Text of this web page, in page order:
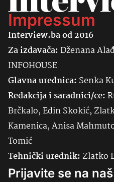
Impressum
Interview.ba od 2016
Za izdavača:Dženana
INFOHOUSE
Glavna urednica: Senka
Redakcija i saradnici/ce:
Brčkalo, Edin Skokić,
Kamenica, Anisa
Tomić
Tehnički urednik:Zlatko
Prijavite se na